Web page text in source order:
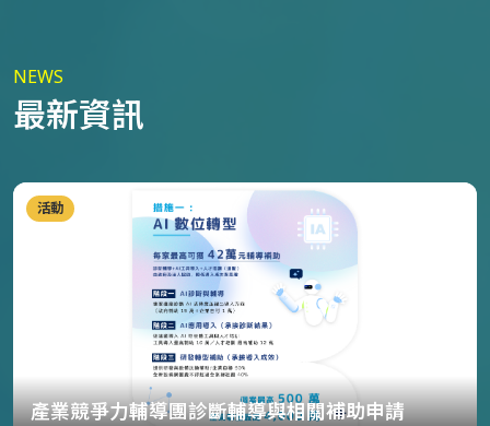
NEWS
最新資訊
產業競爭力輔導團診斷輔導與相關補助申請
活動